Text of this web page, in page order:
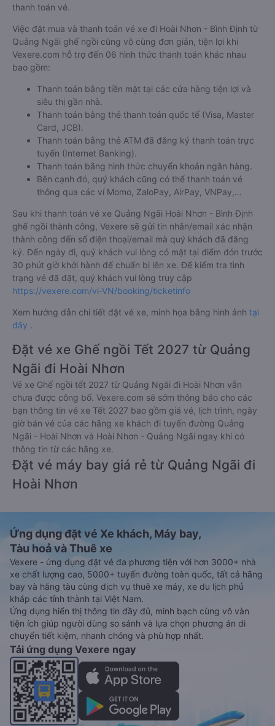
thanh toán vé.
Việc đặt mua và thanh toán vé xe đi Hoài Nhơn - Bình Định từ
Quảng Ngãi ghế ngồi cũng vô cùng đơn giản, tiện lợi khi
Vexere.com hỗ trợ đến 06 hình thức thanh toán khác nhau
bao gồm:
Thanh toán bằng tiền mặt tại các cửa hàng tiện lợi và
siêu thị gần nhà.
Thanh toán bằng thẻ thanh toán quốc tế (Visa, Master
Card, JCB).
Thanh toán bằng thẻ ATM đã đăng ký thanh toán trực
tuyến (Internet Banking).
Thanh toán bằng hình thức chuyển khoản ngân hàng.
Bên cạnh đó, quý khách cũng có thể thanh toán vé
thông qua các ví Momo, ZaloPay, AirPay, VNPay,…
Sau khi thanh toán vé xe Quảng Ngãi Hoài Nhơn - Bình Định
ghế ngồi thành công, Vexere sẽ gửi tin nhắn/email xác nhận
thành công đến số điện thoại/email mà quý khách đã đăng
ký. Đến ngày đi, quý khách vui lòng có mặt tại điểm đón trước
30 phút giờ khởi hành để chuẩn bị lên xe. Để kiểm tra tình
trạng vé đã đặt, quý khách vui lòng truy cập
https://vexere.com/vi-VN/booking/ticketinfo
Xem hướng dẫn chi tiết đặt vé xe, minh họa bằng hình ảnh tại
đây .
Đặt vé xe Ghế ngồi Tết 2027 từ Quảng
Ngãi đi Hoài Nhơn
Vé xe Ghế ngồi tết 2027 từ Quảng Ngãi đi Hoài Nhơn vẫn
chưa được công bố. Vexere.com sẽ sớm thông báo cho các
bạn thông tin vé xe Tết 2027 bao gồm giá vé, lịch trình, ngày
giờ bán vé của các hãng xe khách đi tuyến đường Quảng
Ngãi - Hoài Nhơn và Hoài Nhơn - Quảng Ngãi ngay khi có
thông tin từ các hãng xe.
Đặt vé máy bay giá rẻ từ Quảng Ngãi đi
Hoài Nhơn
Ứng dụng đặt vé Xe khách, Máy bay,
Tàu hoả và Thuê xe
Vexere - ứng dụng đặt vé đa phương tiện với hơn 3000+ nhà
xe chất lượng cao, 5000+ tuyến đường toàn quốc, tất cả hãng
bay và hãng tàu cùng dịch vụ thuê xe máy, xe du lịch phủ
khắp các tỉnh thành tại Việt Nam.
Ứng dụng hiển thị thông tin đầy đủ, minh bạch cùng vô vàn
tiện ích giúp người dùng so sánh và lựa chọn phương án di
chuyển tiết kiệm, nhanh chóng và phù hợp nhất.
Tải ứng dụng Vexere ngay